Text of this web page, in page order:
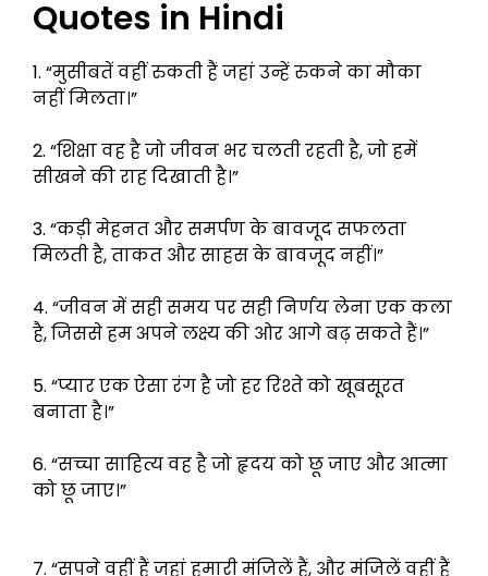
Quotes in Hindi
1. “मुसीबतें वहीं रुकती हैं जहां उन्हें रुकने का मौका
नहीं मिलता।”
2. “शिक्षा वह है जो जीवन भर चलती रहती है, जो हमें
सीखने की राह दिखाती है।”
3. “कड़ी मेहनत और समर्पण के बावजूद सफलता
मिलती है, ताकत और साहस के बावजूद नहीं।”
4. “जीवन में सही समय पर सही निर्णय लेना एक कला
है, जिससे हम अपने लक्ष्य की ओर आगे बढ़ सकते हैं।”
5. “प्यार एक ऐसा रंग है जो हर रिश्ते को खूबसूरत
बनाता है।”
6. “सच्चा साहित्य वह है जो हृदय को छू जाए और आत्मा
को छू जाए।”
7. “सपने वहीं हैं जहां हमारी मंजिलें हैं, और मंजिलें वहीं हैं